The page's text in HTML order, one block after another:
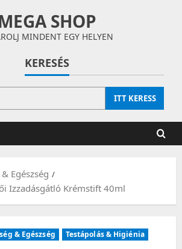
SHOP
MINDENT EGY HELYEN
KERESÉS
ITT KERESS
Egészség
Izzadásgátló Krémstift 40ml
& Egészség Testápolás & Higiénia